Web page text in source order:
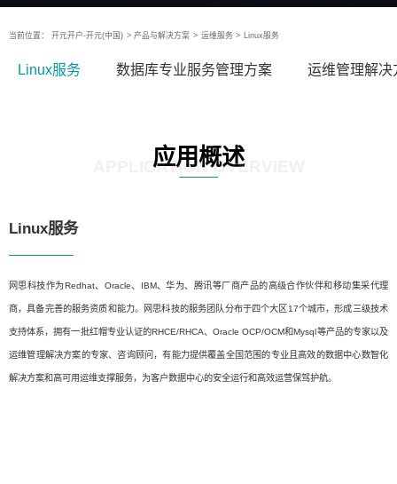
当前位置： 开元开户-开元(中国) > 产品与解决方案 > 运维服务 > Linux服务
Linux服务 数据库专业服务管理方案 运维管理解决
应用概述
APPLICATION OVERVIEW
Linux服务
网思科技作为Redhat、Oracle、IBM、华为、腾讯等厂商产品的高级合作伙伴和移动集采代理
商，具备完善的服务资质和能力。网思科技的服务团队分布于四个大区17个城市，形成三级技术
支持体系，拥有一批红帽专业认证的RHCE/RHCA、Oracle OCP/OCM和Mysql等产品的专家以及
运维管理解决方案的专家、咨询顾问，有能力提供覆盖全国范围的专业且高效的数据中心数智化
解决方案和高可用运维支撑服务，为客户数据中心的安全运行和高效运营保驾护航。